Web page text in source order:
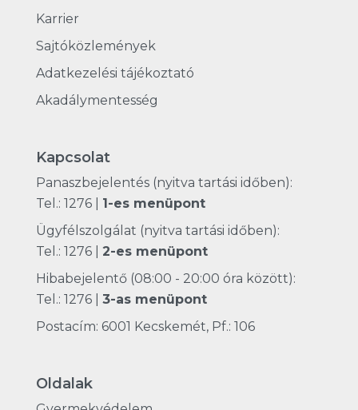
Karrier
Sajtóközlemények
Adatkezelési tájékoztató
Akadálymentesség
Kapcsolat
Panaszbejelentés (nyitva tartási időben):
Tel.: 1276| 1-es menüpont
Ügyfélszolgálat (nyitva tartási időben):
Tel.: 1276| 2-es menüpont
Hibabejelentő (08:00 - 20:00 óra között):
Tel.: 1276| 3-as menüpont
Postacím: 6001 Kecskemét, Pf.: 106
Oldalak